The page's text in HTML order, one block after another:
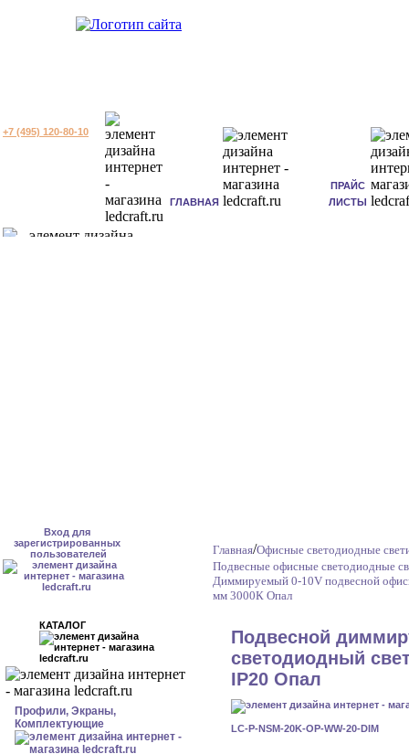
+7 (495) 120-80-10
ГЛАВНАЯ
ПРАЙС
ЛИСТЫ
Вход для
зарегистрированных
пользователей
КАТАЛОГ
Профили, Экраны,
Комплектующие
Главная/Офисные светодиодные
Подвесные офисные светодиодные
Диммируемый 0-10V подвесной
мм 3000К Опал
Подвесной
светодиодный
IP20 Опал
LC-P-NSM-20K-OP-WW-20-DIM